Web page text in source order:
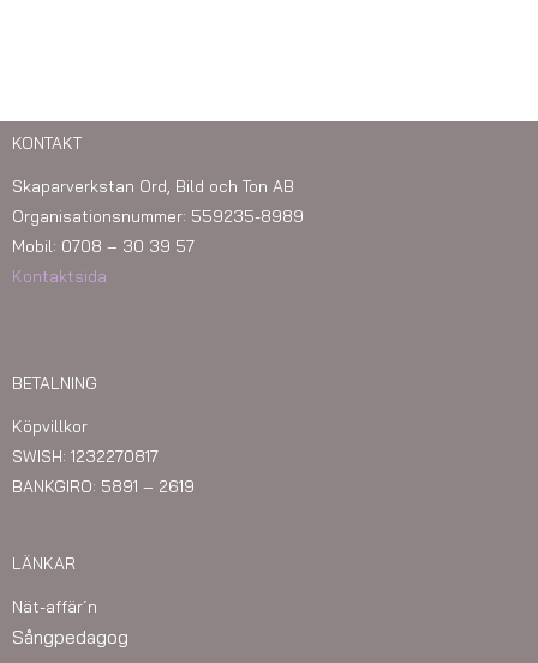
KONTAKT
Skaparverkstan Ord, Bild och Ton AB
Organisationsnummer: 559235-8989
Mobil: 0708 – 30 39 57
Kontaktsida
BETALNING
Köpvillkor
SWISH: 1232270817
BANKGIRO: 5891 – 2619
LÄNKAR
Nät-affär´n
Sångpedagog